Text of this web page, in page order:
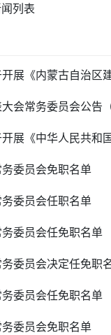
列表
展《内蒙古自治
会常务委员会公告
展《中华人民共和
委员会免职名单
委员会任职名单
委员会任免职名单
委员会决定任免职
委员会任免职名单
委员会免职名单